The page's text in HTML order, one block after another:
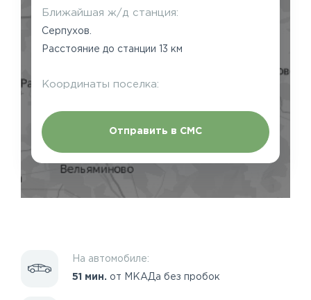
Ближайшая ж/д станция:
Серпухов.
Расстояние до станции 13 км
Координаты поселка:
Отправить в СМС
На автомобиле:
51 мин. от МКАДа без пробок